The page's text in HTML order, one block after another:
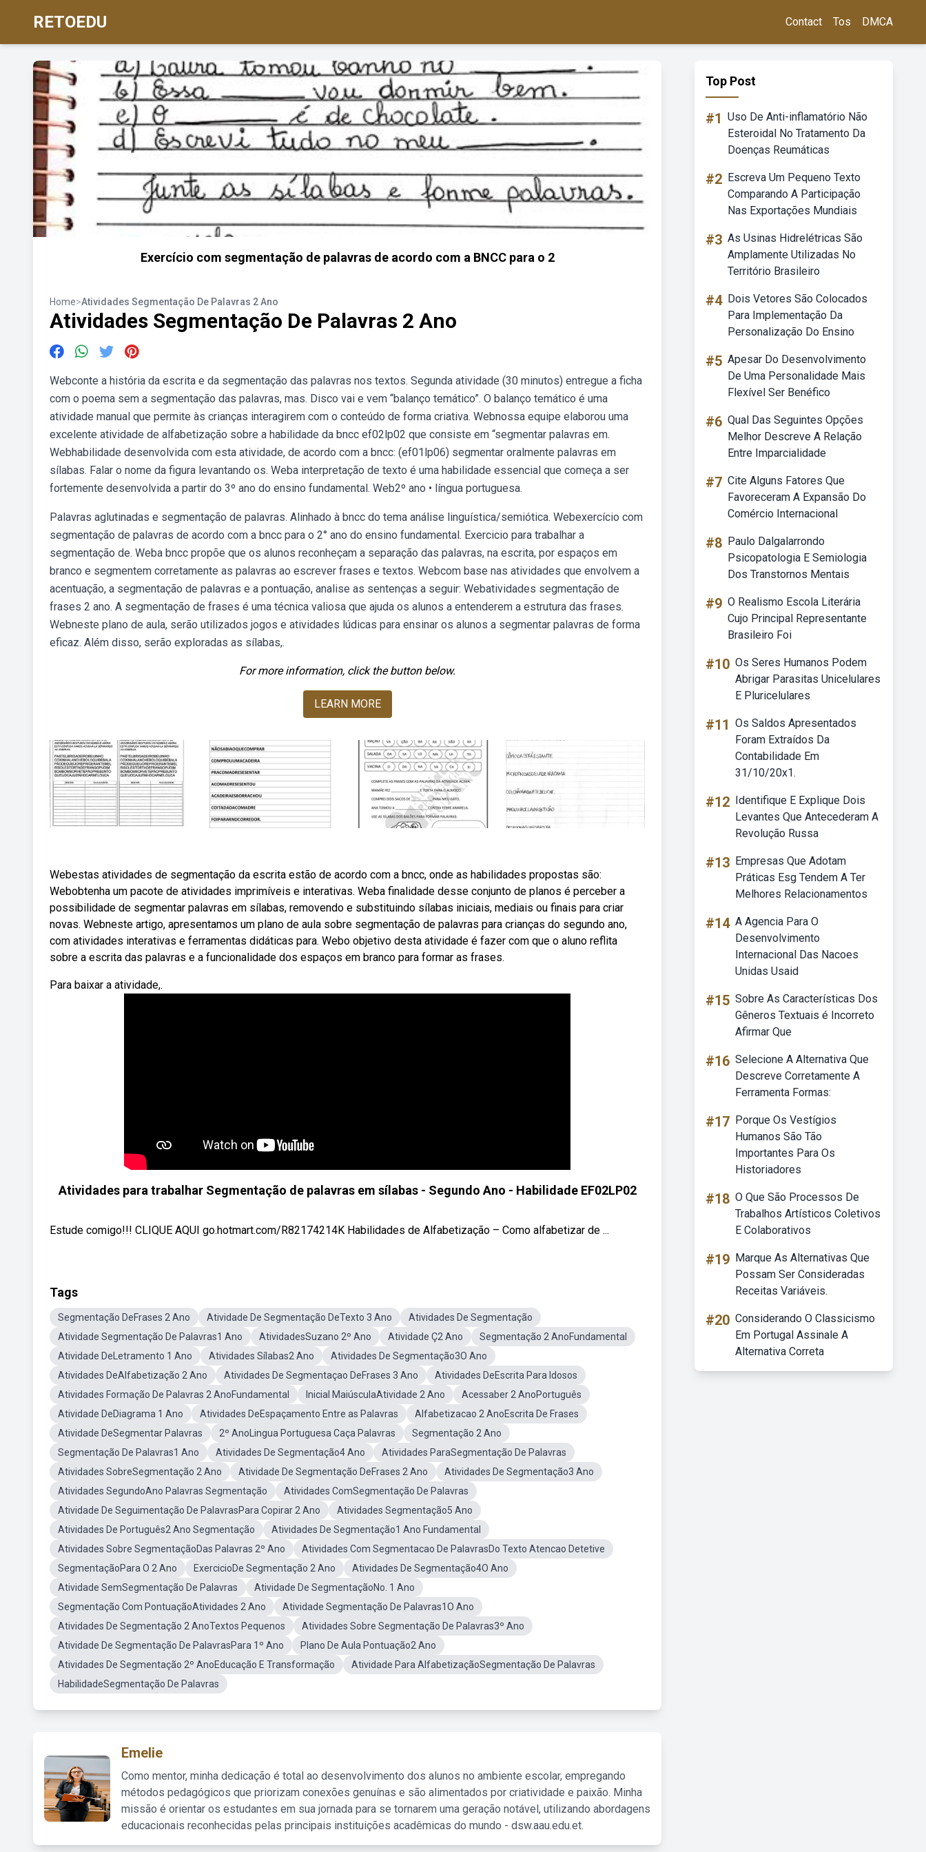
RETOEDU Contact Tos DMCA
Exercício com segmentação de palavras de acordo com a BNCC para o 2
Home>Atividades Segmentação De Palavras 2 Ano
Atividades Segmentação De Palavras 2 Ano
Webconte a história da escrita e da segmentação das palavras nos textos. Segunda atividade (30 minutos) entregue a ficha
com o poema sem a segmentação das palavras, mas. Disco vai e vem “balanço temático”. O balanço temático é uma
atividade manual que permite às crianças interagirem com o conteúdo de forma criativa. Webnossa equipe elaborou uma
excelente atividade de alfabetização sobre a habilidade da bncc ef02lp02 que consiste em “segmentar palavras em.
Webhabilidade desenvolvida com esta atividade, de acordo com a bncc: (ef01lp06) segmentar oralmente palavras em
sílabas. Falar o nome da figura levantando os. Weba interpretação de texto é uma habilidade essencial que começa a ser
fortemente desenvolvida a partir do 3º ano do ensino fundamental. Web2º ano • língua portuguesa.
Palavras aglutinadas e segmentação de palavras. Alinhado à bncc do tema análise linguística/semiótica. Webexercício com
segmentação de palavras de acordo com a bncc para o 2° ano do ensino fundamental. Exercicio para trabalhar a
segmentação de. Weba bncc propõe que os alunos reconheçam a separação das palavras, na escrita, por espaços em
branco e segmentem corretamente as palavras ao escrever frases e textos. Webcom base nas atividades que envolvem a
acentuação, a segmentação de palavras e a pontuação, analise as sentenças a seguir: Webatividades segmentação de
frases 2 ano. A segmentação de frases é uma técnica valiosa que ajuda os alunos a entenderem a estrutura das frases.
Webneste plano de aula, serão utilizados jogos e atividades lúdicas para ensinar os alunos a segmentar palavras de forma
eficaz. Além disso, serão exploradas as sílabas,.
For more information, click the button below.
LEARN MORE
Webestas atividades de segmentação da escrita estão de acordo com a bncc, onde as habilidades propostas são:
Webobtenha um pacote de atividades imprimíveis e interativas. Weba finalidade desse conjunto de planos é perceber a
possibilidade de segmentar palavras em sílabas, removendo e substituindo sílabas iniciais, mediais ou finais para criar
novas. Webneste artigo, apresentamos um plano de aula sobre segmentação de palavras para crianças do segundo ano,
com atividades interativas e ferramentas didáticas para. Webo objetivo desta atividade é fazer com que o aluno reflita
sobre a escrita das palavras e a funcionalidade dos espaços em branco para formar as frases.
Para baixar a atividade,.
Atividades para trabalhar Segmentação de palavras em sílabas - Segundo Ano - Habilidade EF02LP02
Estude comigo!!! CLIQUE AQUI go.hotmart.com/R82174214K Habilidades de Alfabetização – Como alfabetizar de ...
Tags
Segmentação DeFrases 2 Ano Atividade De Segmentação DeTexto 3 Ano
Atividades De Segmentação
Atividade Segmentação De Palavras1 Ano
AtividadesSuzano 2º Ano Atividade Ç2 Ano
Segmentação 2 AnoFundamental
Atividade DeLetramento 1 Ano
Atividades Sílabas2 Ano
Atividades De Segmentação3O Ano
Atividades DeAlfabetização 2 Ano
Atividades De Segmentaçao DeFrases 3 Ano
Atividades DeEscrita Para Idosos
Atividades Formação De Palavras 2 AnoFundamental
Inicial MaiúsculaAtividade 2 Ano
Acessaber 2 AnoPortuguês
Atividade DeDiagrama 1 Ano
Atividades DeEspaçamento Entre as Palavras
Alfabetizacao 2 AnoEscrita De Frases
Atividade DeSegmentar Palavras
2º AnoLingua Portuguesa Caça Palavras
Segmentação 2 Ano
Segmentação De Palavras1 Ano
Atividades De Segmentação4 Ano
Atividades ParaSegmentação De Palavras
Atividades SobreSegmentação 2 Ano
Atividade De Segmentação DeFrases 2 Ano
Atividades De Segmentação3 Ano
Atividades SegundoAno Palavras Segmentação
Atividades ComSegmentação De Palavras
Atividade De Seguimentação De PalavrasPara Copirar 2 Ano
Atividades Segmentação5 Ano
Atividades De Português2 Ano Segmentação
Atividades De Segmentação1 Ano Fundamental
Atividades Sobre SegmentaçãoDas Palavras 2º Ano
Atividades Com Segmentacao De PalavrasDo Texto Atencao Detetive
SegmentaçãoPara O 2 Ano
ExercicioDe Segmentação 2 Ano
Atividades De Segmentação4O Ano
Atividade SemSegmentação De Palavras
Atividade De SegmentaçãoNo. 1 Ano
Segmentação Com PontuaçãoAtividades 2 Ano
Atividade Segmentação De Palavras1O Ano
Atividades De Segmentação 2 AnoTextos Pequenos
Atividades Sobre Segmentação De Palavras3º Ano
Atividade De Segmentação De PalavrasPara 1º Ano
Plano De Aula Pontuação2 Ano
Atividades De Segmentação 2º AnoEducação E Transformação
Atividade Para AlfabetizaçãoSegmentação De Palavras
HabilidadeSegmentação De Palavras
Emelie
Como mentor, minha dedicação é total ao desenvolvimento dos alunos no ambiente escolar, empregando
métodos pedagógicos que priorizam conexões genuínas e são alimentados por criatividade e paixão. Minha
missão é orientar os estudantes em sua jornada para se tornarem uma geração notável, utilizando abordagens
educacionais reconhecidas pelas principais instituições acadêmicas do mundo - dsw.aau.edu.et.
Top Post
#1 Uso De Anti-inflamatório Não
Esteroidal No Tratamento Da
Doenças Reumáticas
#2 Escreva Um Pequeno Texto
Comparando A Participação
Nas Exportações Mundiais
#3 As Usinas Hidrelétricas São
Amplamente Utilizadas No
Território Brasileiro
#4 Dois Vetores São Colocados
Para Implementação Da
Personalização Do Ensino
#5 Apesar Do Desenvolvimento
De Uma Personalidade Mais
Flexível Ser Benéfico
#6 Qual Das Seguintes Opções
Melhor Descreve A Relação
Entre Imparcialidade
#7 Cite Alguns Fatores Que
Favoreceram A Expansão Do
Comércio Internacional
#8 Paulo Dalgalarrondo
Psicopatologia E Semiologia
Dos Transtornos Mentais
#9 O Realismo Escola Literária
Cujo Principal Representante
Brasileiro Foi
#10 Os Seres Humanos Podem
Abrigar Parasitas Unicelulares
E Pluricelulares
#11 Os Saldos Apresentados
Foram Extraídos Da
Contabilidade Em
31/10/20x1.
#12 Identifique E Explique Dois
Levantes Que Antecederam A
Revolução Russa
#13 Empresas Que Adotam
Práticas Esg Tendem A Ter
Melhores Relacionamentos
#14 A Agencia Para O
Desenvolvimento
Internacional Das Nacoes
Unidas Usaid
#15 Sobre As Características Dos
Gêneros Textuais é Incorreto
Afirmar Que
#16 Selecione A Alternativa Que
Descreve Corretamente A
Ferramenta Formas:
#17 Porque Os Vestígios
Humanos São Tão
Importantes Para Os
Historiadores
#18 O Que São Processos De
Trabalhos Artísticos Coletivos
E Colaborativos
#19 Marque As Alternativas Que
Possam Ser Consideradas
Receitas Variáveis.
#20 Considerando O Classicismo
Em Portugal Assinale A
Alternativa Correta